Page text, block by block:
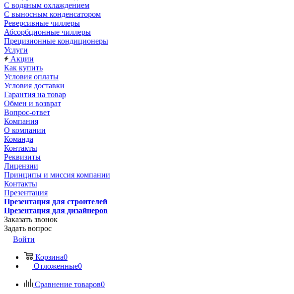
С водяным охлаждением
С выносным конденсатором
Реверсивные чиллеры
Абсорбционные чиллеры
Прецизионные кондиционеры
Услуги
Акции
Как купить
Условия оплаты
Условия доставки
Гарантия на товар
Обмен и возврат
Вопрос-ответ
Компания
О компании
Команда
Контакты
Реквизиты
Лицензии
Принципы и миссия компании
Контакты
Презентация
Презентация для строителей
Презентация для дизайнеров
Заказать звонок
Задать вопрос
Войти
Корзина0
Отложенные0
Сравнение товаров0